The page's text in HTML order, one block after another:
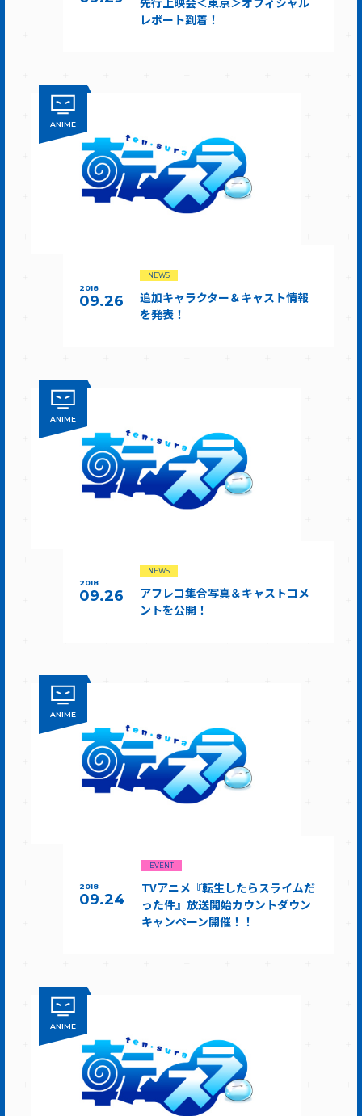
レポート到着！
ANIME
2018
09.26
NEWS
追加キャラクター＆キャスト情報
を発表！
ANIME
2018
09.26
NEWS
アフレコ集合写真＆キャストコメ
ントを公開！
ANIME
2018
09.24
EVENT
TVアニメ『転生したらスライムだ
った件』放送開始カウントダウン
キャンペーン開催！！
ANIME